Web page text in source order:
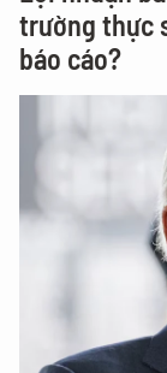
trường thực
báo cáo?